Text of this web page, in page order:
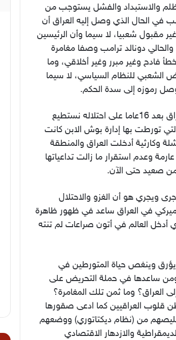
والاستبداد والفشل يستوجب من
في الحال الذي وصل إليه العراق أن
مقبول شعبيا، لا سيما وأن الرئيسين
والحالي دونالد ترامب وصفا مغامرة
خطأ فادح وغير مبرر وغير أخلاقي، وما
الشعبي للنظام السياسي، لا سيما
رموزه إلى سدة الحكم.
وإذا رصدنا حال العراق بعد 16عاما على احتلاله نستطيع
تورطت بها إدارة بوش الابن كانت
وكارثية أدخلت العراق والمنطقة
وعدم استقرار ما زالت تداعياتها
صعيد حتى الآن.
ويجري هو أن الغزو والاحتلال
في العراق ساعد في ظهور ظاهرة
أدخل العالم في أتون صراعات لم تنته
وينغص حياة المتورطين في
ومن ساعدها في حملة التحريض على
إلى العراق؟ وما ثمن تلك المغامرة؟
العراقيين كما ادعى صقورها
من (نظام ديكتاتوري) ووضعهم
والازدهار الاقتصادي